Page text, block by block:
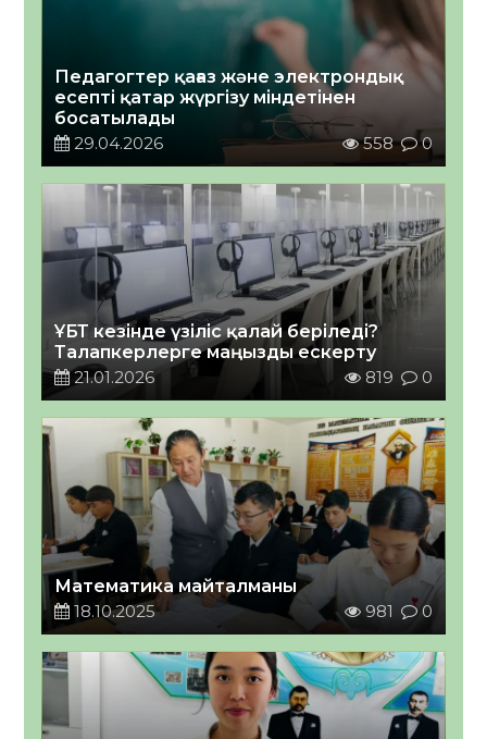
Педагогтер қағаз және электрондық
есепті қатар жүргізу міндетінен
босатылады
29.04.2026
558 0
ҰБТ кезінде үзіліс қалай беріледі?
Талапкерлерге маңызды ескерту
21.01.2026
819 0
Математика майталманы
18.10.2025
981 0